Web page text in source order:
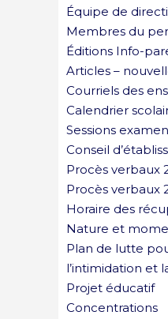
Équipe de
Membres du
Éditions Info-
Articles –
Courriels des
Calendrier
Sessions
Conseil
Procès verbaux
Procès verbaux
Horaire des
Nature et
Plan de lutte
l’intimidation et
Projet éducatif
Concentrations